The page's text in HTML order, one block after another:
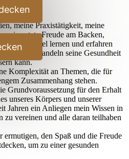
meine Praxistätigkeit, meine
stete Freude am Backen,
ich sehr viel lernen und erfahren
bewußtes Handeln seine Gesundheit
kann.
Komplexität an Themen, die für
Zusammenhang stehen.
Grundvoraussetzung für den Erhalt
unseres Körpers und unserer
Jahren ein Anliegen mein Wissen in
vereinen und alle daran teilhaben
ermutigen, den Spaß und die Freude
um zu einer gesunden